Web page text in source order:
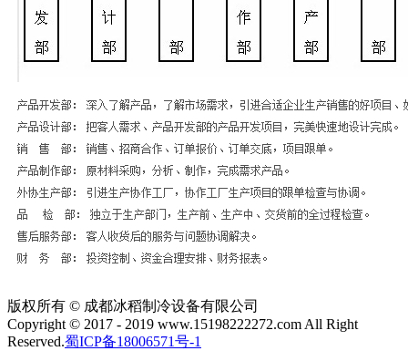
版权所有 © 成都冰稻制冷设备有限公司
Copyright © 2017 - 2019 www.15198222272.com All Right
Reserved.蜀ICP备18006571号-1